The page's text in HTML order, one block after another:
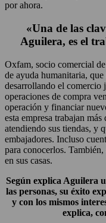
por ahora.
«Una de las
Aguilera, es el
Oxfam, socio comercial
de ayuda humanitaria,
desarrollando el comercio
operaciones de compra
operación y financiar
esta empresa trabajan
atendiendo sus tiendas, y
embajadores. Incluso
para conocerlos.
en sus casas.
Según explica Aguilera
las personas, su éxito
y con los mismos
explica,